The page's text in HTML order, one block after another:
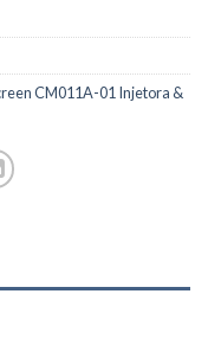
CM011A-01 Injetora &